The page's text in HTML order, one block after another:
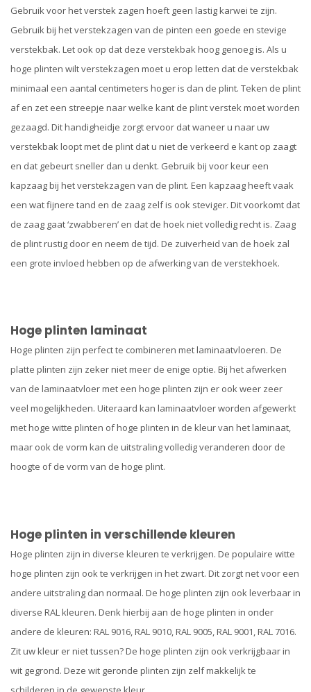
Gebruik voor het verstek zagen hoeft geen lastig karwei te zijn.
Gebruik bij het verstekzagen van de pinten een goede en stevige
verstekbak. Let ook op dat deze verstekbak hoog genoeg is. Als u
hoge plinten wilt verstekzagen moet u erop letten dat de verstekbak
minimaal een aantal centimeters hoger is dan de plint. Teken de plint
af en zet een streepje naar welke kant de plint verstek moet worden
gezaagd. Dit handigheidje zorgt ervoor dat waneer u naar uw
verstekbak loopt met de plint dat u niet de verkeerd e kant op zaagt
en dat gebeurt sneller dan u denkt. Gebruik bij voor keur een
kapzaag bij het verstekzagen van de plint. Een kapzaag heeft vaak
een wat fijnere tand en de zaag zelf is ook steviger. Dit voorkomt dat
de zaag gaat ‘zwabberen’ en dat de hoek niet volledig recht is. Zaag
de plint rustig door en neem de tijd. De zuiverheid van de hoek zal
een grote invloed hebben op de afwerking van de verstekhoek.
Hoge plinten laminaat
Hoge plinten zijn perfect te combineren met laminaatvloeren. De
platte plinten zijn zeker niet meer de enige optie. Bij het afwerken
van de laminaatvloer met een hoge plinten zijn er ook weer zeer
veel mogelijkheden. Uiteraard kan laminaatvloer worden afgewerkt
met hoge witte plinten of hoge plinten in de kleur van het laminaat,
maar ook de vorm kan de uitstraling volledig veranderen door de
hoogte of de vorm van de hoge plint.
Hoge plinten in verschillende kleuren
Hoge plinten zijn in diverse kleuren te verkrijgen. De populaire witte
hoge plinten zijn ook te verkrijgen in het zwart. Dit zorgt net voor een
andere uitstraling dan normaal. De hoge plinten zijn ook leverbaar in
diverse RAL kleuren. Denk hierbij aan de hoge plinten in onder
andere de kleuren: RAL 9016, RAL 9010, RAL 9005, RAL 9001, RAL 7016.
Zit uw kleur er niet tussen? De hoge plinten zijn ook verkrijgbaar in
wit gegrond. Deze wit geronde plinten zijn zelf makkelijk te